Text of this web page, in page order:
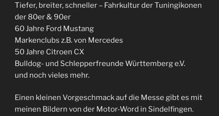
Tiefer, breiter, schneller – Fahrkultur der Tuningikonen
der 80er & 90er
60 Jahre Ford Mustang
Markenclubs z.B. von Mercedes
50 Jahre Citroen CX
Bulldog- und Schlepperfreunde Württemberg e.V.
und noch vieles mehr.
Einen kleinen Vorgeschmack auf die Messe gibt es mit
meinen Bildern von der Motor-Word in Sindelfingen.